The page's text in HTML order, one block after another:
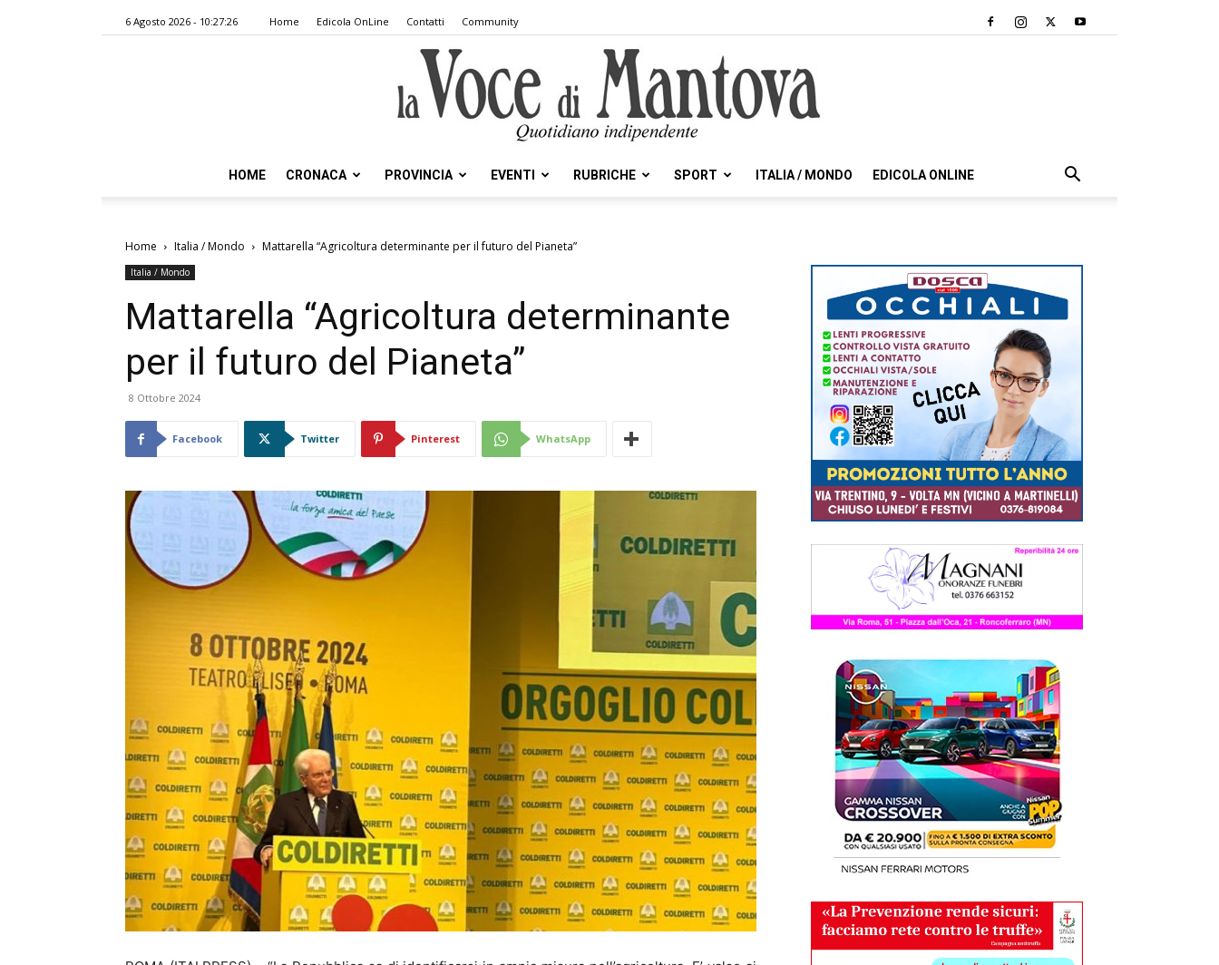
6 Agosto 2026 - 10:27:26 Home Edicola OnLine Contatti Community
Mantova
HOME CRONACA PROVINCIA EVENTI RUBRICHE SPORT ITALIA / MONDO EDICOLA ONLINE
Home Italia / Mondo Mattarella “Agricoltura determinante per il futuro del Pianeta”
Italia / Mondo
Mattarella “Agricoltura determinante
per il futuro del Pianeta”
8 Ottobre 2024
Facebook Twitter Pinterest WhatsApp